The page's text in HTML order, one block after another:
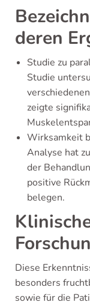
deren
Studie zu
Studie
zeigte
Wirksamkeit
Analyse hat
der
positive
belegen.
Diese
besonders
sowie für die